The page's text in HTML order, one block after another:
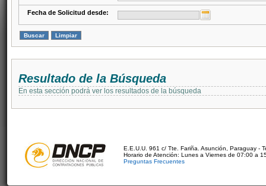
Fecha de Solicitud desde:
Resultado de la Búsqueda
En esta sección podrá ver los resultados de la búsqueda
E.E.U.U. 961 c/ Tte. Fariña. Asunción, Paraguay -
Horario de Atención: Lunes a Viernes de 07:00 a
Preguntas Frecuentes